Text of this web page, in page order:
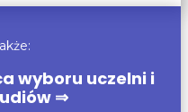
wyboru uczelni i
⇒